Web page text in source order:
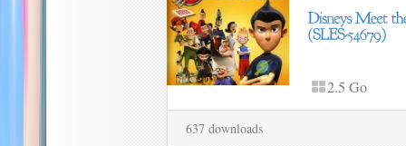
2.5 Go
637 downloads